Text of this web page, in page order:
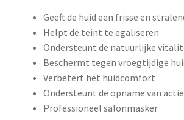
Geeft de huid een frisse en
Helpt de teint te egaliseren
Ondersteunt de natuurlijke
Beschermt tegen vroegtijdige
Verbetert het huidcomfort
Ondersteunt de opname van
Professioneel salonmasker